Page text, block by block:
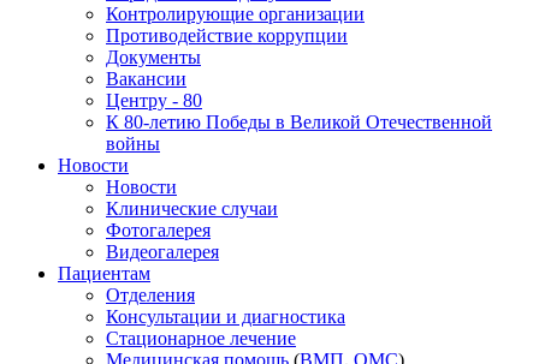
Контролирующие организации
Противодействие коррупции
Документы
Вакансии
Центру - 80
К 80-летию Победы в Великой Отечественной
войны
Новости
Новости
Клинические случаи
Фотогалерея
Видеогалерея
Пациентам
Отделения
Консультации и диагностика
Стационарное лечение
Медицинская помощь (ВМП, ОМС)